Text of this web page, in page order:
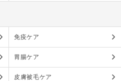
免疫ケア
胃腸ケア
皮膚被毛ケア